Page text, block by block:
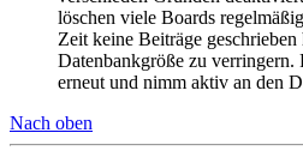
löschen viele Boards
Zeit keine Beiträge geschrieben
Datenbankgröße zu verringern.
erneut und nimm aktiv an den
Nach oben